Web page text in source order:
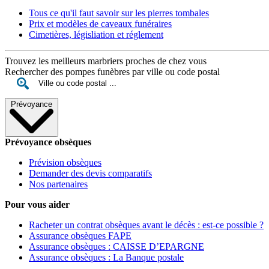
Tous ce qu'il faut savoir sur les pierres tombales
Prix et modèles de caveaux funéraires
Cimetières, législiation et réglement
Trouvez les meilleurs marbriers proches de chez vous
Rechercher des pompes funèbres par ville ou code postal
Prévoyance
Prévoyance obsèques
Prévision obsèques
Demander des devis comparatifs
Nos partenaires
Pour vous aider
Racheter un contrat obsèques avant le décès : est-ce possible ?
Assurance obsèques FAPE
Assurance obsèques : CAISSE D’EPARGNE
Assurance obsèques : La Banque postale